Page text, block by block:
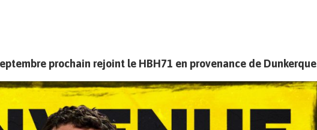
prochain rejoint le HBH71 en provenance de Dunkerque